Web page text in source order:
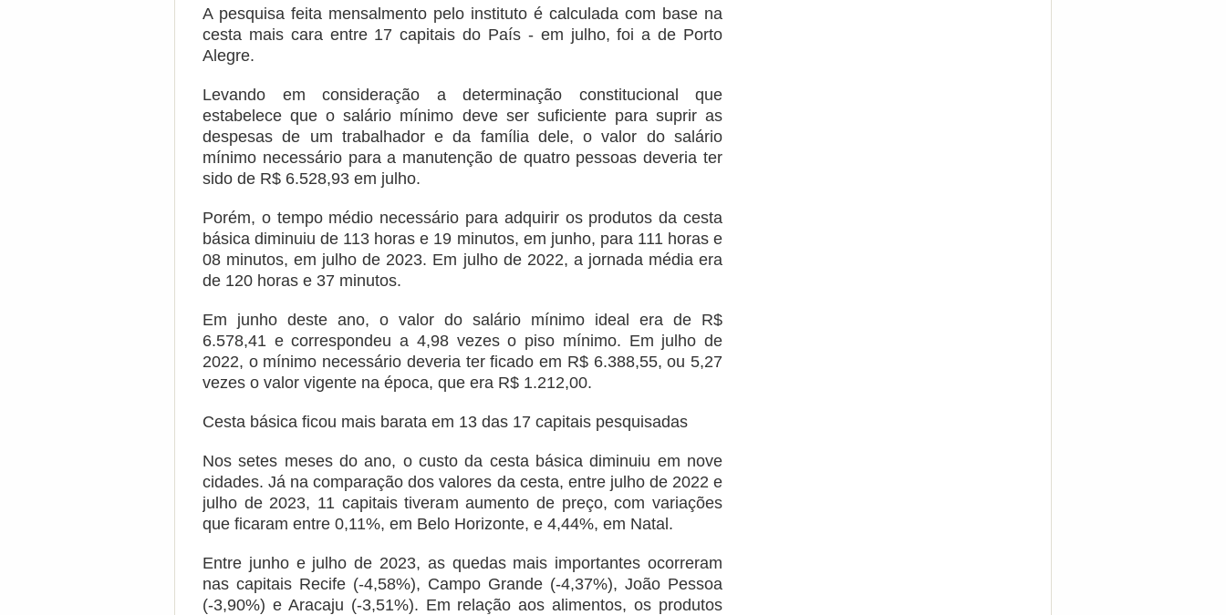
A pesquisa feita mensalmento pelo instituto é calculada com base na
cesta mais cara entre 17 capitais do País - em julho, foi a de Porto
Alegre.
Levando em consideração a determinação constitucional que
estabelece que o salário mínimo deve ser suficiente para suprir as
despesas de um trabalhador e da família dele, o valor do salário
mínimo necessário para a manutenção de quatro pessoas deveria ter
sido de R$ 6.528,93 em julho.
Porém, o tempo médio necessário para adquirir os produtos da cesta
básica diminuiu de 113 horas e 19 minutos, em junho, para 111 horas e
08 minutos, em julho de 2023. Em julho de 2022, a jornada média era
de 120 horas e 37 minutos.
Em junho deste ano, o valor do salário mínimo ideal era de R$
6.578,41 e correspondeu a 4,98 vezes o piso mínimo. Em julho de
2022, o mínimo necessário deveria ter ficado em R$ 6.388,55, ou 5,27
vezes o valor vigente na época, que era R$ 1.212,00.
Cesta básica ficou mais barata em 13 das 17 capitais pesquisadas
Nos setes meses do ano, o custo da cesta básica diminuiu em nove
cidades. Já na comparação dos valores da cesta, entre julho de 2022 e
julho de 2023, 11 capitais tiveram aumento de preço, com variações
que ficaram entre 0,11%, em Belo Horizonte, e 4,44%, em Natal.
Entre junho e julho de 2023, as quedas mais importantes ocorreram
nas capitais Recife (-4,58%), Campo Grande (-4,37%), João Pessoa
(-3,90%) e Aracaju (-3,51%). Em relação aos alimentos, os produtos